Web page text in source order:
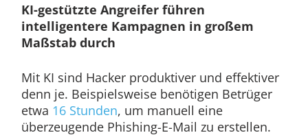
KI-gestützte Angreifer führen
intelligentere Kampagnen in großem
Maßstab durch
Mit KI sind Hacker produktiver und effektiver
denn je. Beispielsweise benötigen Betrüger
etwa 16 Stunden, um manuell eine
überzeugende Phishing-E-Mail zu erstellen.